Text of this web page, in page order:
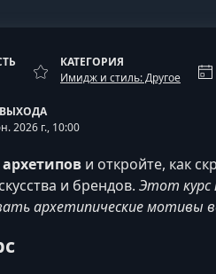
КАТЕГОРИЯ
Имидж и стиль: Другое
2026 г., 10:00
и откройте, как
и брендов. Этот курс
архетипические мотивы